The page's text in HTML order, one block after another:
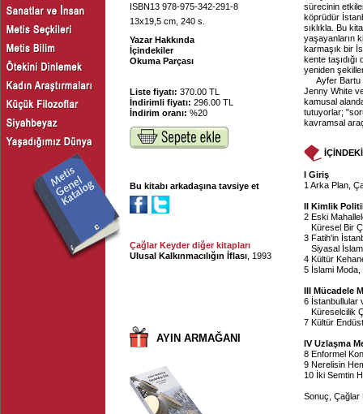
ISBN13 978-975-342-291-8
13x19,5 cm, 240 s.
Yazar Hakkında
İçindekiler
Okuma Parçası
Liste fiyatı: 370.00 TL
İndirimli fiyatı: 296.00 TL
İndirim oranı: %20
Bu kitabı arkadaşına tavsiye et
Çağlar Keyder diğer kitapları
Ulusal Kalkınmacılığın İflası , 1993
AYIN ARMAĞANI
sürecinin
köprüdür
sıklıkla. Bu
yaşayanların
karmaşık bir
kente
yeniden
Ayfer Bartu
Jenny White
kamusal
tutuyorlar;
kavramsal
I Giriş
1 Arka Plan,
II Kimlik
2 Eski
Küresel Bir
3 Fatih'in
Siyasal
4 Kültür
5 İslami
III Mücadele
6 İstanbullular
Küreselcilik
7 Kültür
IV Uzlaşma
8 Enformel
9 Nerelisin
10 İki Semtin
Sonuç, Çağlar